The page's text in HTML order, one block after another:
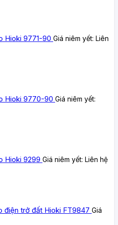
Hioki 9771-90 Giá niêm yết: Liên
Hioki 9770-90 Giá niêm yết:
Hioki 9299 Giá niêm yết: Liên hệ
điện trở đất Hioki FT9847 Giá